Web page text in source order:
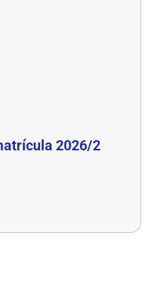
2026/2